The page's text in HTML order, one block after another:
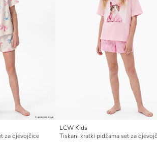
za djevojčice
LCW Kids
Tiskani kratki pidžama set za